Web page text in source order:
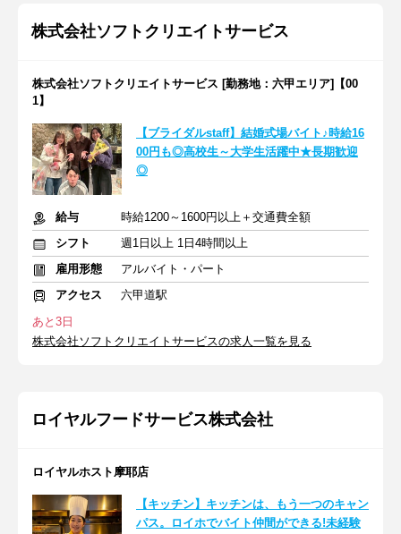
株式会社ソフトクリエイトサービス
株式会社ソフトクリエイトサービス [勤務地：六甲エリア]【00
1】
【ブライダルstaff】結婚式場バイト♪時給16
00円も◎高校生～大学生活躍中★長期歓迎
◎
給与
時給1200～1600円以上＋交通費全額
シフト
週1日以上 1日4時間以上
雇用形態
アルバイト・パート
アクセス
六甲道駅
あと3日
株式会社ソフトクリエイトサービスの求人一覧を見る
ロイヤルフードサービス株式会社
ロイヤルホスト摩耶店
【キッチン】キッチンは、もう一つのキャン
パス。ロイホでバイト仲間ができる!未経験